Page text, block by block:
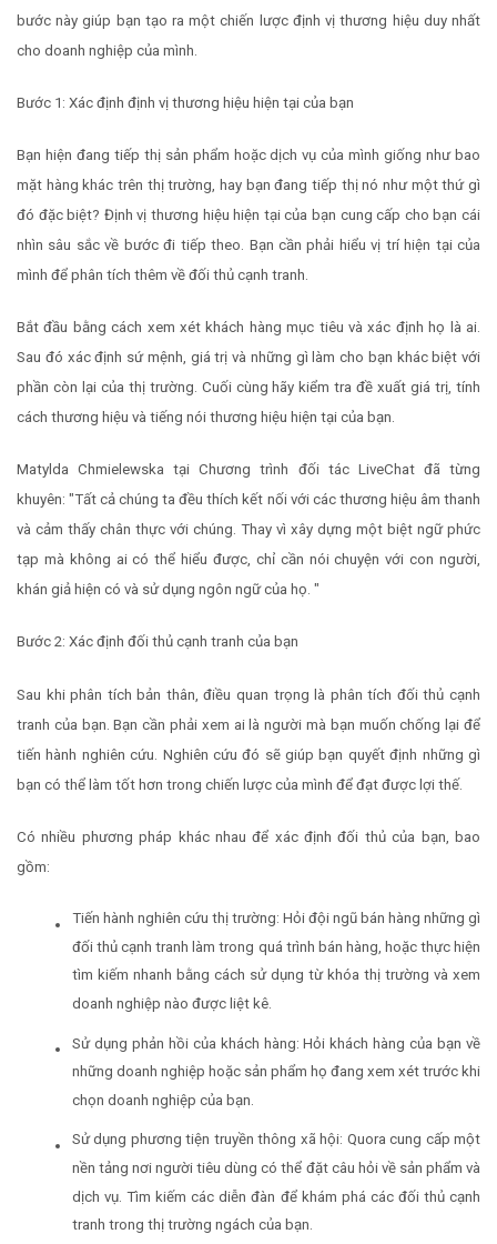
bước này giúp bạn tạo ra một chiến lược định vị thương hiệu duy nhất
cho doanh nghiệp của mình.
Bước 1: Xác định định vị thương hiệu hiện tại của bạn
Bạn hiện đang tiếp thị sản phẩm hoặc dịch vụ của mình giống như bao
mặt hàng khác trên thị trường, hay bạn đang tiếp thị nó như một thứ gì
đó đặc biệt? Định vị thương hiệu hiện tại của bạn cung cấp cho bạn cái
nhìn sâu sắc về bước đi tiếp theo. Bạn cần phải hiểu vị trí hiện tại của
mình để phân tích thêm về đối thủ cạnh tranh.
Bắt đầu bằng cách xem xét khách hàng mục tiêu và xác định họ là ai.
Sau đó xác định sứ mệnh, giá trị và những gì làm cho bạn khác biệt với
phần còn lại của thị trường. Cuối cùng hãy kiểm tra đề xuất giá trị, tính
cách thương hiệu và tiếng nói thương hiệu hiện tại của bạn.
Matylda Chmielewska tại Chương trình đối tác LiveChat đã từng
khuyên: "Tất cả chúng ta đều thích kết nối với các thương hiệu âm thanh
và cảm thấy chân thực với chúng. Thay vì xây dựng một biệt ngữ phức
tạp mà không ai có thể hiểu được, chỉ cần nói chuyện với con người,
khán giả hiện có và sử dụng ngôn ngữ của họ. "
Bước 2: Xác định đối thủ cạnh tranh của bạn
Sau khi phân tích bản thân, điều quan trọng là phân tích đối thủ cạnh
tranh của bạn. Bạn cần phải xem ai là người mà bạn muốn chống lại để
tiến hành nghiên cứu. Nghiên cứu đó sẽ giúp bạn quyết định những gì
bạn có thể làm tốt hơn trong chiến lược của mình để đạt được lợi thế.
Có nhiều phương pháp khác nhau để xác định đối thủ của bạn, bao
gồm:
Tiến hành nghiên cứu thị trường: Hỏi đội ngũ bán hàng những gì
đối thủ cạnh tranh làm trong quá trình bán hàng, hoặc thực hiện
tìm kiếm nhanh bằng cách sử dụng từ khóa thị trường và xem
doanh nghiệp nào được liệt kê.
Sử dụng phản hồi của khách hàng: Hỏi khách hàng của bạn về
những doanh nghiệp hoặc sản phẩm họ đang xem xét trước khi
chọn doanh nghiệp của bạn.
Sử dụng phương tiện truyền thông xã hội: Quora cung cấp một
nền tảng nơi người tiêu dùng có thể đặt câu hỏi về sản phẩm và
dịch vụ. Tìm kiếm các diễn đàn để khám phá các đối thủ cạnh
tranh trong thị trường ngách của bạn.